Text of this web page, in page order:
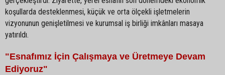
koşullarda desteklenmesi, küçük ve orta ölçekli işletmelerin
vizyonunun genişletilmesi ve kurumsal iş birliği imkânları masaya
yatırıldı.
"Esnafımız İçin Çalışmaya ve Üretmeye Devam
Ediyoruz"